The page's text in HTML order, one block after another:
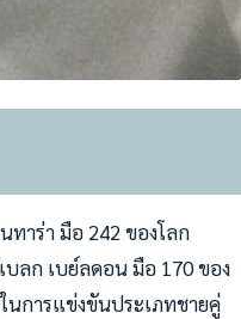
าร่า มือ 242 ของโลก
บลก เบย์ลดอน มือ 170 ของ
นการแข่งขันประเภทชายคู่